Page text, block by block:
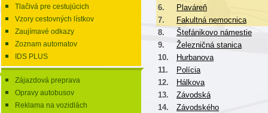
Tlačivá pre cestujúcich
Vzory cestovných lístkov
Zaujímavé odkazy
Zoznam automatov
IDS PLUS
Zájazdová preprava
Opravy autobusov
Reklama na vozidlách
6.
Plaváreň
7.
Fakultná nemocnica
8.
Štefánikovo námestie
9.
Železničná stanica
10.
Hurbanova
11.
Polícia
12.
Hálkova
13.
Závodská
14.
Závodského